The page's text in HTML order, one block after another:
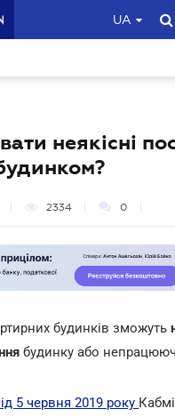
UA
неякісні
2334 0
будинків зможуть
будинку або
5 червня 2019 року